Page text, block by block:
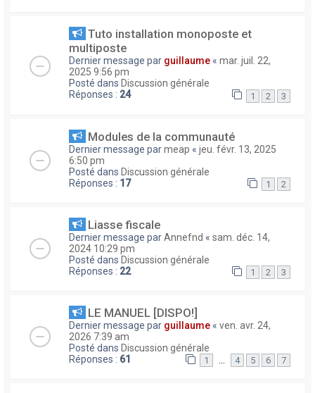
Tuto installation monoposte et
multiposte
Dernier message par guillaume « mar. juil. 22,
2025 9:56 pm
Posté dans Discussion générale
Réponses : 24 1 2 3
Modules de la communauté
Dernier message parmeap « jeu. févr. 13, 2025
6:50 pm
Posté dans Discussion générale
Réponses : 17 1 2
Liasse fiscale
Dernier message parAnnefnd « sam. déc. 14,
2024 10:29 pm
Posté dans Discussion générale
Réponses : 22 1 2 3
LE MANUEL [DISPO!]
Dernier message par guillaume « ven. avr. 24,
2026 7:39 am
Posté dans Discussion générale
Réponses : 61 1 … 4 5 6 7